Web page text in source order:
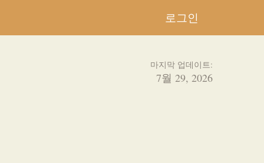
로그인
마지막 업데이트:
7월 29, 2026